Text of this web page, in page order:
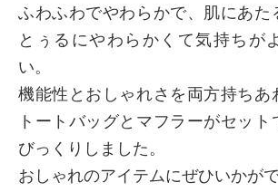
ふわふわでやわらかで、肌にあた
とぅるにやわらかくて気持ちが
い。
機能性とおしゃれさを両方持ちあ
トートバッグとマフラーがセット
びっくりしました。
おしゃれのアイテムにぜひいかが